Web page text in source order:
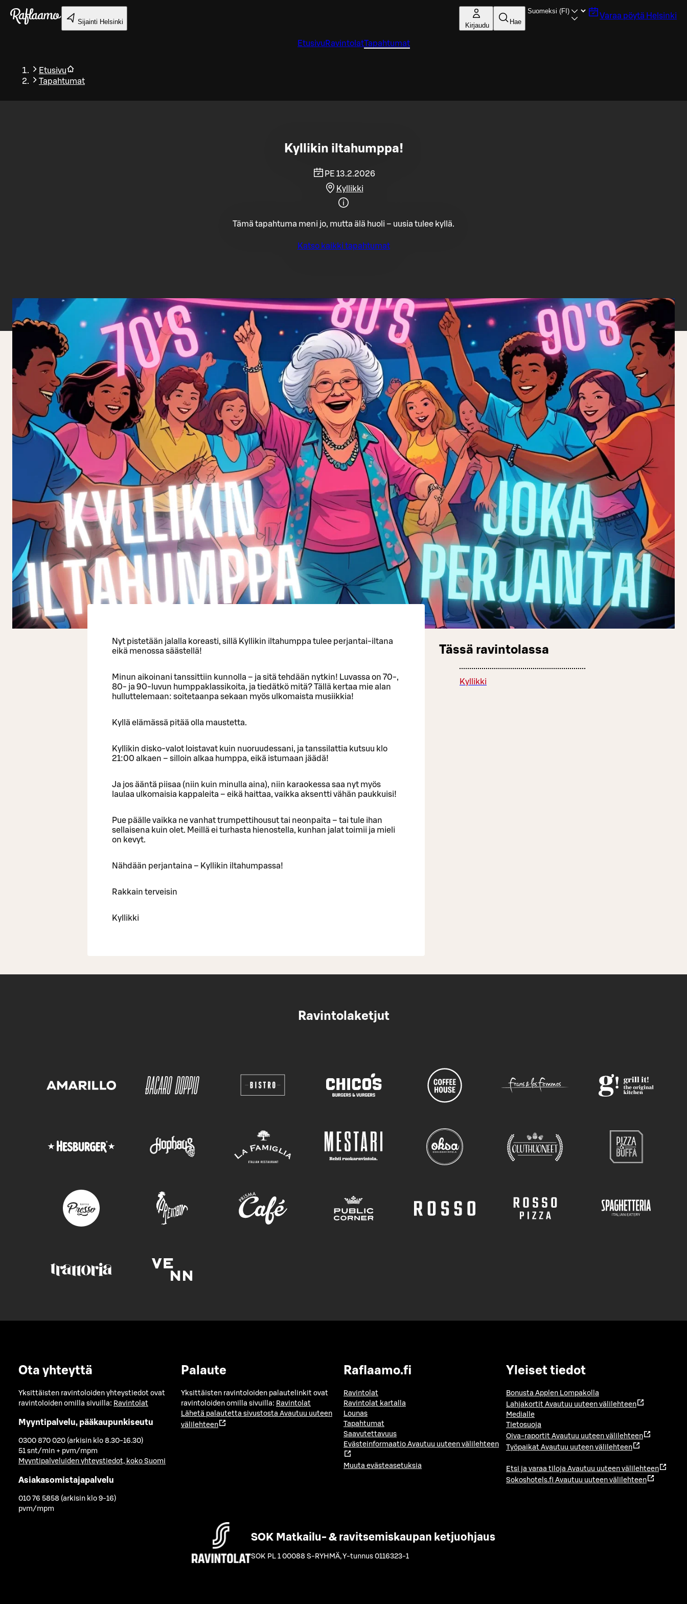
Siirry pääsisältöön
Sijainti Helsinki Kirjaudu Hae
Varaa pöytä Helsinki
Etusivu RavintolatTapahtumat
Etusivu
Tapahtumat
Takaisin
Kyllikin iltahumppa!
PE 13.2.2026
Kyllikki
Tämä tapahtuma meni jo, mutta älä huoli – uusia tulee kyllä.
Katso kaikki tapahtumat
Nyt pistetään jalalla koreasti, sillä Kyllikin iltahumppa tulee perjantai-iltana
eikä menossa säästellä!
Minun aikoinani tanssittiin kunnolla – ja sitä tehdään nytkin! Luvassa on 70-,
80- ja 90-luvun humppaklassikoita, ja tiedätkö mitä? Tällä kertaa mie alan
hulluttelemaan: soitetaanpa sekaan myös ulkomaista musiikkia!
Kyllä elämässä pitää olla maustetta.
Kyllikin disko-valot loistavat kuin nuoruudessani, ja tanssilattia kutsuu klo
21:00 alkaen – silloin alkaa humppa, eikä istumaan jäädä!
Ja jos ääntä piisaa (niin kuin minulla aina), niin karaokessa saa nyt myös
laulaa ulkomaisia kappaleita – eikä haittaa, vaikka aksentti vähän paukkuisi!
Pue päälle vaikka ne vanhat trumpettihousut tai neonpaita – tai tule ihan
sellaisena kuin olet. Meillä ei turhasta hienostella, kunhan jalat toimii ja mieli
on kevyt.
Nähdään perjantaina – Kyllikin iltahumpassa!
Rakkain terveisin
Kyllikki
Tässä ravintolassa
Kyllikki
Ravintolaketjut
Ota yhteyttä
Yksittäisten ravintoloiden yhteystiedot ovat
ravintoloiden omilla sivuilla: Ravintolat
Myyntipalvelu, pääkaupunkiseutu
0300 870 020 (arkisin klo 8.30-16.30)
51 snt/min + pvm/mpm
Myyntipalveluiden yhteystiedot, koko Suomi
Asiakasomistajapalvelu
010 76 5858 (arkisin klo 9-16)
pvm/mpm
Palaute
Yksittäisten ravintoloiden palautelinkit ovat
ravintoloiden omilla sivuilla: Ravintolat
Lähetä palautetta sivustosta Avautuu uuteen
välilehteen
Raflaamo.fi
Ravintolat
Ravintolat kartalla
Lounas
Tapahtumat
Saavutettavuus
Evästeinformaatio Avautuu uuteen välilehteen
Muuta evästeasetuksia
Yleiset tiedot
Bonusta Applen Lompakolla
Lahjakortit Avautuu uuteen välilehteen
Medialle
Tietosuoja
Oiva-raportit Avautuu uuteen välilehteen
Työpaikat Avautuu uuteen välilehteen
Etsi ja varaa tiloja Avautuu uuteen välilehteen
Sokoshotels.fi Avautuu uuteen välilehteen
SOK Matkailu- & ravitsemiskaupan ketjuohjaus
SOK PL 1 00088 S-RYHMÄ,Y-tunnus 0116323-1